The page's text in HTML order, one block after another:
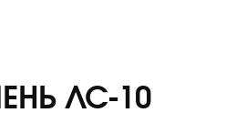
ЛС-10